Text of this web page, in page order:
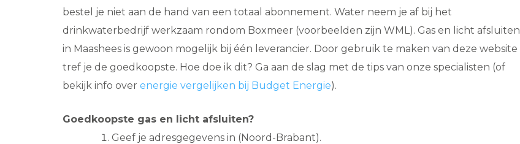
bestel je niet aan de hand van een totaal abonnement. Water neem je af bij het
drinkwaterbedrijf werkzaam rondom Boxmeer (voorbeelden zijn WML). Gas en licht afsluiten
in Maashees is gewoon mogelijk bij één leverancier. Door gebruik te maken van deze website
tref je de goedkoopste. Hoe doe ik dit? Ga aan de slag met de tips van onze specialisten (of
bekijk info over energie vergelijken bij Budget Energie).
Goedkoopste gas en licht afsluiten?
Geef je adresgegevens in (Noord-Brabant).